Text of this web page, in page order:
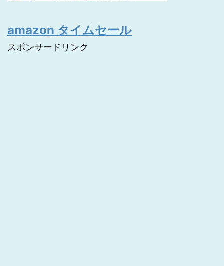
amazon タイムセール
スポンサードリンク